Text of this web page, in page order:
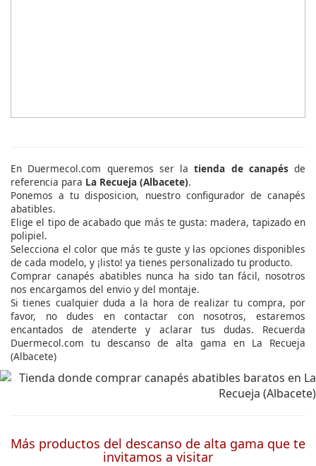
En Duermecol.com queremos ser latienda de canapésde
referencia para La Recueja (Albacete).
Ponemos a tu disposicion, nuestro configurador de canapés
abatibles.
Elige el tipo de acabado que más te gusta: madera, tapizado en
polipiel.
Selecciona el color que más te guste y las opciones disponibles
de cada modelo, y ¡listo! ya tienes personalizado tu producto.
Comprar canapés abatibles nunca ha sido tan fácil, nosotros
nos encargamos del envio y del montaje.
Si tienes cualquier duda a la hora de realizar tu compra, por
favor, no dudes en contactar con nosotros, estaremos
encantados de atenderte y aclarar tus dudas. Recuerda
Duermecol.com tu descanso de alta gama en La Recueja
(Albacete)
Más productos del descanso de alta gama que te
invitamos a visitar